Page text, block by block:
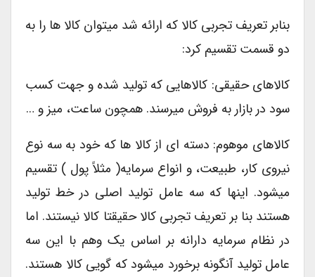
بنابر تعریف تجربی کالا که ارائه شد میتوان کالا ها را به
دو قسمت تقسیم کرد:
کالاهای حقیقی: کالاهایی که تولید شده و جهت کسب
سود در بازار به فروش میرسند. همچون ساعت، میز و …
کالاهای موهوم: دسته ای از کالا ها که خود به سه نوع
نیروی کار، طبیعت، و انواع سرمایه( مثلاً پول ) تقسیم
میشود. اینها که سه عامل تولید اصلی در خط تولید
هستند بنا بر تعریف تجربی کالا حقیقتا کالا نیستند. اما
در نظام سرمایه دارانه بر اساس یک وهم با این سه
عامل تولید آنگونه برخورد میشود که گویی کالا هستند.